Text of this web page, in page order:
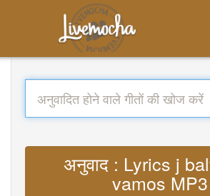
अनुवाद : Lyrics j
vamos MP3